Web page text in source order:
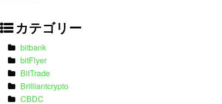
カテゴリー
bitbank
bitFlyer
BitTrade
Brilliantcrypto
CBDC